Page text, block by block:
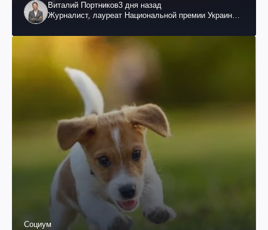
Виталий Портников3 дня назад
Журналист, лауреат Национальной премии Украины
Социум